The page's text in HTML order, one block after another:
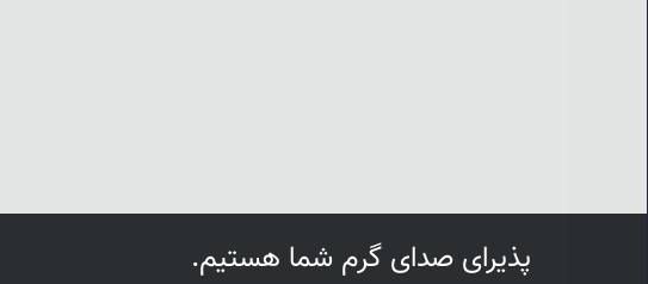
پذیرای صدای گرم شما هستیم.